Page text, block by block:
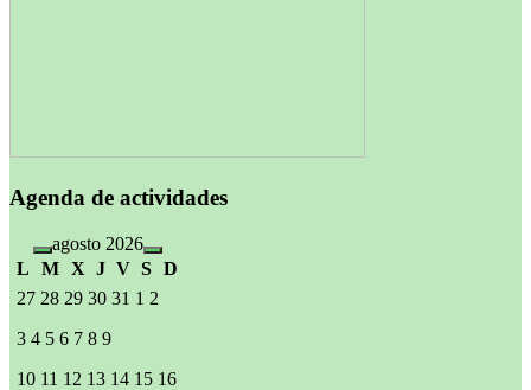
Agenda de actividades
agosto 2026
L
M X J V S D
27 28 29 30 31 1 2
3 4 5 6 7 8 9
10 11 12 13 14 15 16